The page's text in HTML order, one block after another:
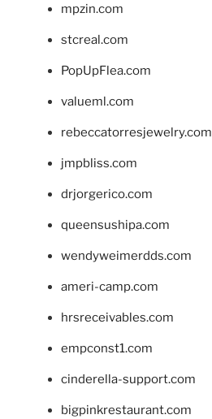
mpzin.com
stcreal.com
PopUpFlea.com
valueml.com
rebeccatorresjewelry.com
jmpbliss.com
drjorgerico.com
queensushipa.com
wendyweimerdds.com
ameri-camp.com
hrsreceivables.com
empconst1.com
cinderella-support.com
bigpinkrestaurant.com